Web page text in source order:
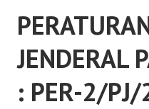
JENDERAL
: PER-2/